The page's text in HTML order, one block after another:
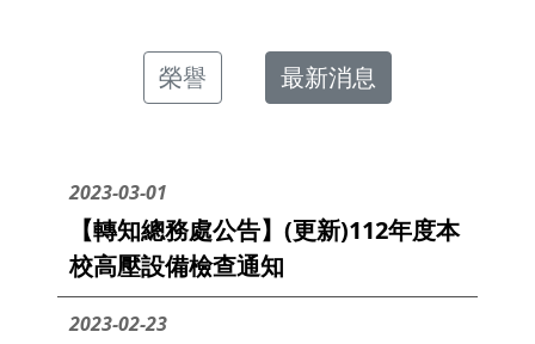
榮譽 最新消息
2023-03-01
【轉知總務處公告】(更新)112年度本
校高壓設備檢查通知
2023-02-23